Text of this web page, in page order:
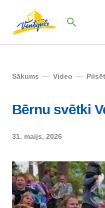
Sākums Video
Bērnu svētki
31. maijs, 2026